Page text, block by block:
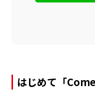
はじめて「